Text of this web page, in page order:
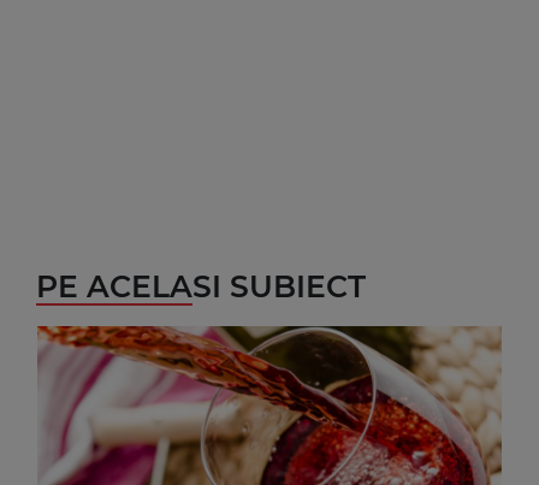
PE ACELASI SUBIECT